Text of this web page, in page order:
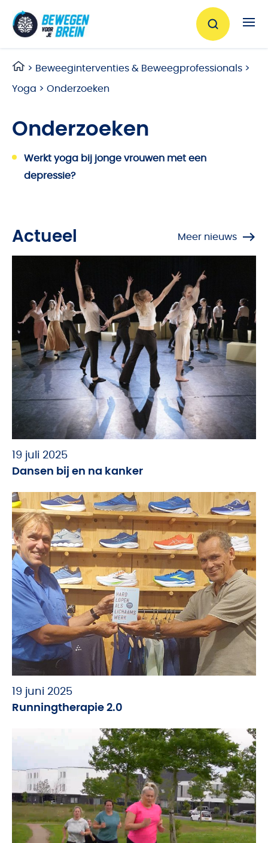
> Beweeginterventies & Beweegprofessionals >
Yoga > Onderzoeken
Onderzoeken
Werkt yoga bij jonge vrouwen met een
depressie?
Actueel Meer nieuws
19 juli 2025
Dansen bij en na kanker
19 juni 2025
Runningtherapie 2.0